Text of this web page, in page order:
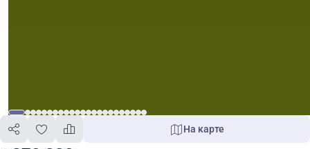
На карте